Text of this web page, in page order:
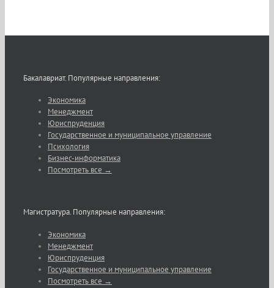
Бакалавриат. Популярные направления:
Экономика
Менеджмент
Юриспруденция
Государственное и муниципальное управление
Психология
Бизнес-информатика
Посмотреть все →
Магистратура. Популярные направления:
Экономика
Менеджмент
Юриспруденция
Государственное и муниципальное управление
Посмотреть все →